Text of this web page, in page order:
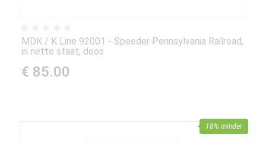
MDK / K Line 92001 - Speeder Pennsylvania Railroad,
in nette staat, doos
€ 85.00
18% minder